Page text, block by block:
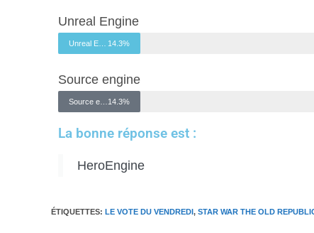
Unreal Engine
14.3%
Source engine
14.3%
La bonne réponse est :
HeroEngine
ÉTIQUETTES: LE VOTE DU VENDREDI, STAR WAR THE OLD